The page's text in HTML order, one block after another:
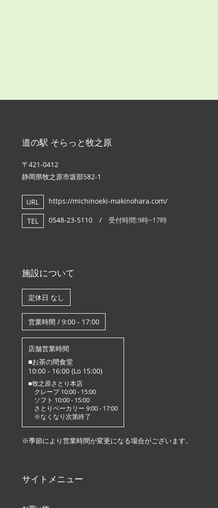
道の駅 そらっと牧之原
〒421-0412
静岡県牧之原市坂部582-1
URL https://michinoeki-makinohara.com/
TEL 0548-23-5110 / 受付時間:9時~17時
施設について
定休日 なし
営業時間 / 9:00 - 17:00
店舗営業時間
■お茶の間食堂
10:00 - 16:00 (Lo 15:00)
■牧之原さとり本店
クレープ 10:00 - 15:00
ソフト 10:00 - 15:00
さとりベーカリー 9:00 - 17:00
※なくなり次第終了
※季節により営業時間が変更になる場合がございます。
サイトメニュー